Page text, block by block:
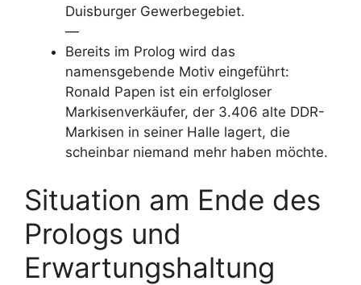
Duisburger Gewerbegebiet.
—
Bereits im Prolog wird das
namensgebende Motiv eingeführt:
Ronald Papen ist ein erfolgloser
Markisenverkäufer, der 3.406 alte DDR-
Markisen in seiner Halle lagert, die
scheinbar niemand mehr haben möchte.
Situation am Ende des
Prologs und
Erwartungshaltung